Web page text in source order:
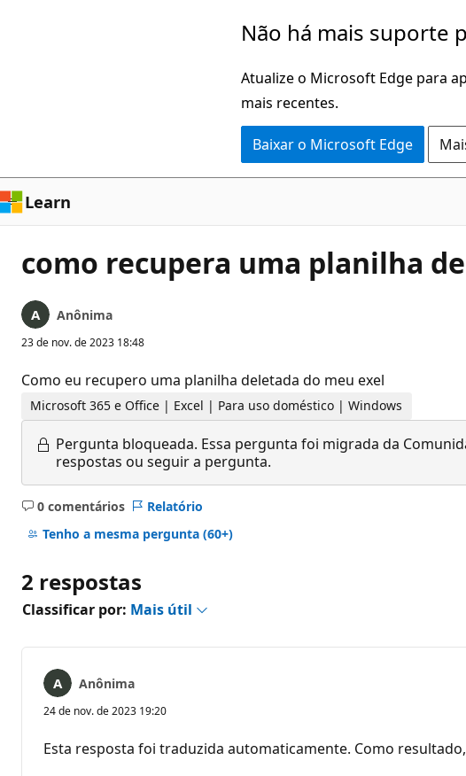
Não há mais suporte
Atualize o Microsoft Edge para
mais recentes.
Baixar o Microsoft Edge
Learn
como recupera uma planilha
Anônima
23 de nov. de 2023 18:48
Como eu recupero uma planilha deletada do meu exel
Microsoft 365 e Office | Excel | Para uso doméstico | Windows
Pergunta bloqueada. Essa pergunta foi migrada da
respostas ou seguir a pergunta.
0 comentários
Sem
comentários
Relatório
Tenho a mesma pergunta (60+)
2 respostas
Classificar por: Mais útil
Anônima
24 de nov. de 2023 19:20
Esta resposta foi traduzida automaticamente. Como